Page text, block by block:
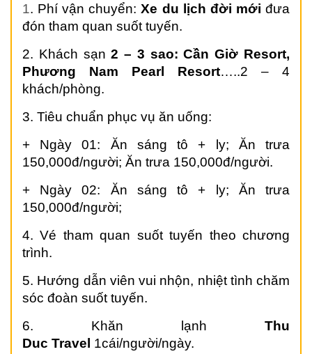
1. Phí vận chuyển:Xe du lịch đời mới đưa
đón tham quan suốt tuyến.
2. Khách sạn2 – 3 sao:Cần Giờ Resort,
Phương Nam Pearl Resort…..2 – 4
khách/phòng.
3. Tiêu chuẩn phục vụ ăn uống:
+ Ngày 01: Ăn sáng tô + ly; Ăn trưa
150,000đ/người; Ăn trưa 150,000đ/người.
+ Ngày 02: Ăn sáng tô + ly; Ăn trưa
150,000đ/người;
4. Vé tham quan suốt tuyến theo chương
trình.
5. Hướng dẫn viên vui nhộn, nhiệt tình chăm
sóc đoàn suốt tuyến.
6. Khăn lạnh Thu
Duc Travel 1cái/người/ngày.